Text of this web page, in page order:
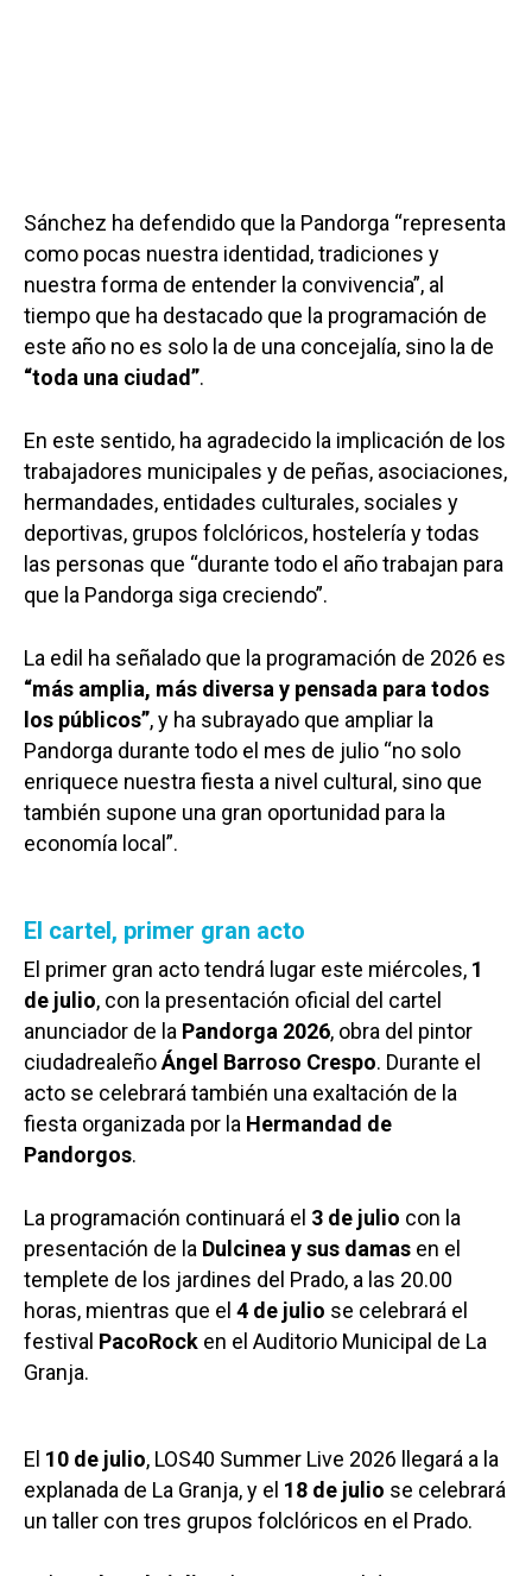
Sánchez ha defendido que la Pandorga “representa
como pocas nuestra identidad, tradiciones y
nuestra forma de entender la convivencia”, al
tiempo que ha destacado que la programación de
este año no es solo la de una concejalía, sino la de
“toda una ciudad”.
En este sentido, ha agradecido la implicación de los
trabajadores municipales y de peñas, asociaciones,
hermandades, entidades culturales, sociales y
deportivas, grupos folclóricos, hostelería y todas
las personas que “durante todo el año trabajan para
que la Pandorga siga creciendo”.
La edil ha señalado que la programación de 2026 es
“más amplia, más diversa y pensada para todos
los públicos”, y ha subrayado que ampliar la
Pandorga durante todo el mes de julio “no solo
enriquece nuestra fiesta a nivel cultural, sino que
también supone una gran oportunidad para la
economía local”.
El cartel, primer gran acto
El primer gran acto tendrá lugar este miércoles, 1
de julio, con la presentación oficial del cartel
anunciador de la Pandorga 2026, obra del pintor
ciudadrealeñoÁngel Barroso Crespo. Durante el
acto se celebrará también una exaltación de la
fiesta organizada por la Hermandad de
Pandorgos.
La programación continuará el 3 de julio con la
presentación de la Dulcinea y sus damas en el
templete de los jardines del Prado, a las 20.00
horas, mientras que el 4 de julio se celebrará el
festival PacoRock en el Auditorio Municipal de La
Granja.
El 10 de julio, LOS40 Summer Live 2026 llegará a la
explanada de La Granja, y el 18 de julio se celebrará
un taller con tres grupos folclóricos en el Prado.